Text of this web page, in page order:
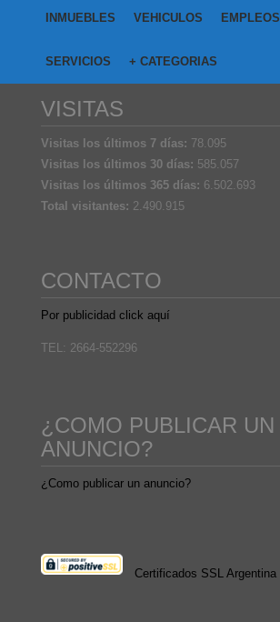
INMUEBLES VEHICULOS EMPLEOS
SERVICIOS + CATEGORIAS
VISITAS
Visitas los últimos 7 días: 78.095
Visitas los últimos 30 días: 585.057
Visitas los últimos 365 días: 6.502.693
Total visitantes: 2.490.915
CONTACTO
Por publicidad click aquí
TEL: 2664-552296
¿COMO PUBLICAR UN
ANUNCIO?
¿Como publicar un anuncio?
Certificados SSL Argentina